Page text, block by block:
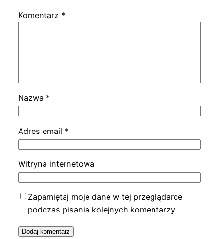
Komentarz *
Nazwa *
Adres email *
Witryna internetowa
Zapamiętaj moje dane w tej przeglądarce
podczas pisania kolejnych komentarzy.